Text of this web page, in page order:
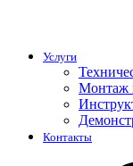
Услуги
Монтаж
Контакты